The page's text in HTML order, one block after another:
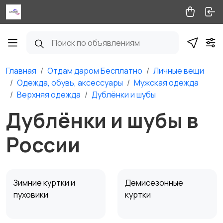
Главная Отдам даром Бесплатно
Личные вещи
Одежда, обувь, аксессуары
Мужская одежда
Верхняя одежда
Дублёнки и шубы
Дублёнки и шубы в
России
Зимние куртки и
пуховики
Демисезонные
куртки